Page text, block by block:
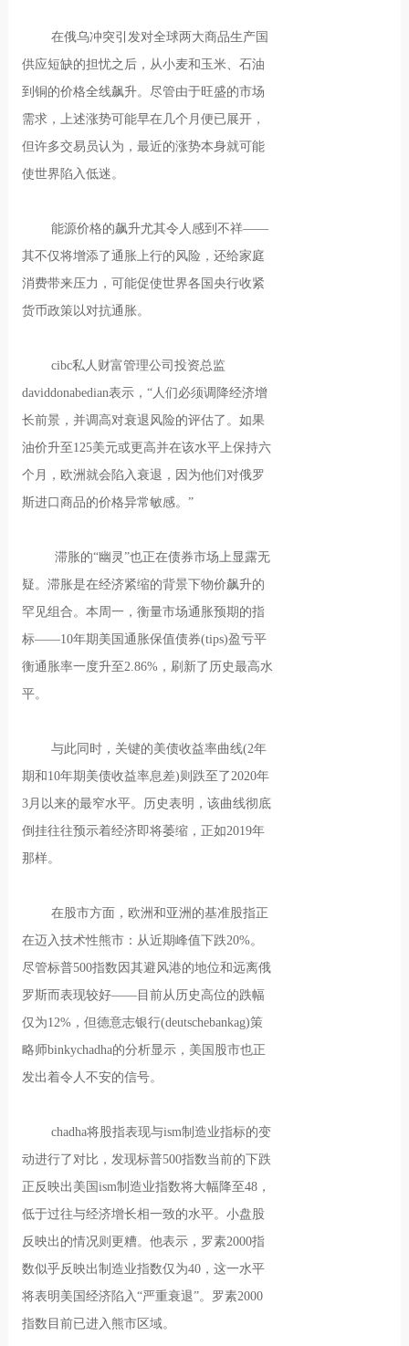
在俄乌冲突引发对全球两大商品生产国
供应短缺的担忧之后，从小麦和玉米、石油
到铜的价格全线飙升。尽管由于旺盛的市场
需求，上述涨势可能早在几个月便已展开，
但许多交易员认为，最近的涨势本身就可能
使世界陷入低迷。
能源价格的飙升尤其令人感到不祥——
其不仅将增添了通胀上行的风险，还给家庭
消费带来压力，可能促使世界各国央行收紧
货币政策以对抗通胀。
cibc私人财富管理公司投资总监
daviddonabedian表示，“人们必须调降经济增
长前景，并调高对衰退风险的评估了。如果
油价升至125美元或更高并在该水平上保持六
个月，欧洲就会陷入衰退，因为他们对俄罗
斯进口商品的价格异常敏感。”
滞胀的“幽灵”也正在债券市场上显露无
疑。滞胀是在经济紧缩的背景下物价飙升的
罕见组合。本周一，衡量市场通胀预期的指
标——10年期美国通胀保值债券(tips)盈亏平
衡通胀率一度升至2.86%，刷新了历史最高水
平。
与此同时，关键的美债收益率曲线(2年
期和10年期美债收益率息差)则跌至了2020年
3月以来的最窄水平。历史表明，该曲线彻底
倒挂往往预示着经济即将萎缩，正如2019年
那样。
在股市方面，欧洲和亚洲的基准股指正
在迈入技术性熊市：从近期峰值下跌20%。
尽管标普500指数因其避风港的地位和远离俄
罗斯而表现较好——目前从历史高位的跌幅
仅为12%，但德意志银行(deutschebankag)策
略师binkychadha的分析显示，美国股市也正
发出着令人不安的信号。
chadha将股指表现与ism制造业指标的变
动进行了对比，发现标普500指数当前的下跌
正反映出美国ism制造业指数将大幅降至48，
低于过往与经济增长相一致的水平。小盘股
反映出的情况则更糟。他表示，罗素2000指
数似乎反映出制造业指数仅为40，这一水平
将表明美国经济陷入“严重衰退”。罗素2000
指数目前已进入熊市区域。